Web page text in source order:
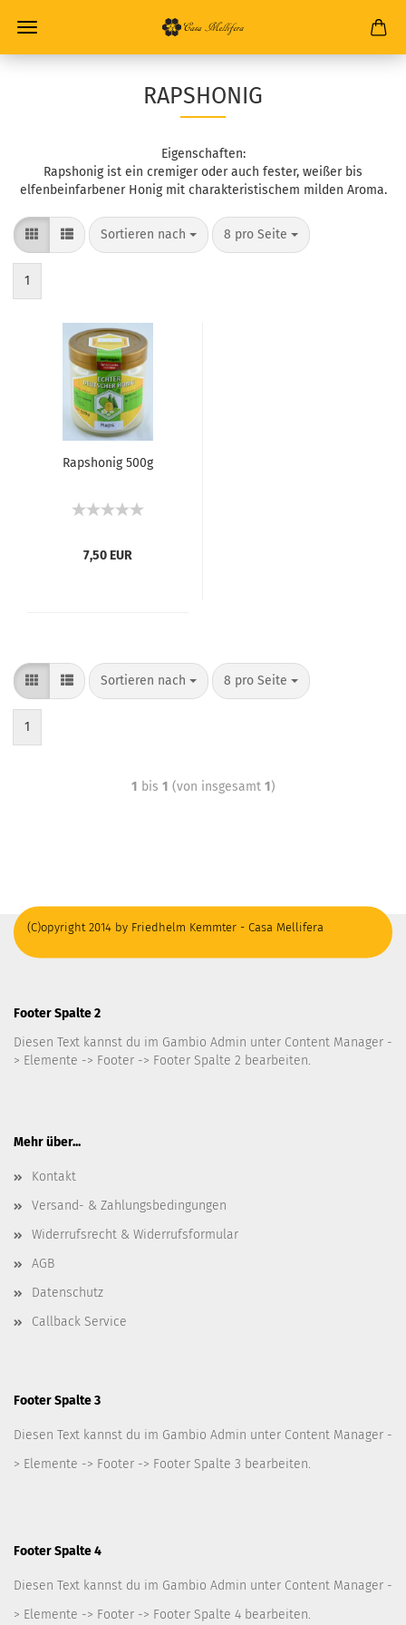
RAPSHONIG
Eigenschaften:
Rapshonig ist ein cremiger oder auch fester, weißer bis
elfenbeinfarbener Honig mit charakteristischem milden Aroma.
Sortieren nach 8 pro Seite
1
Raps­ho­nig 500g
7,50 EUR
Sortieren nach 8 pro Seite
1
1 bis 1 (von insgesamt 1)
(C)opyright 2014 by Friedhelm Kemmter - Casa Mellifera
Footer Spalte 2
Diesen Text kannst du im Gambio Admin unter Content Manager -
> Elemente -> Footer -> Footer Spalte 2 bearbeiten.
Mehr über...
Kontakt
Versand- & Zahlungsbedingungen
Widerrufsrecht & Widerrufsformular
AGB
Datenschutz
Callback Service
Footer Spalte 3
Diesen Text kannst du im Gambio Admin unter Content Manager -
> Elemente -> Footer -> Footer Spalte 3 bearbeiten.
Footer Spalte 4
Diesen Text kannst du im Gambio Admin unter Content Manager -
> Elemente -> Footer -> Footer Spalte 4 bearbeiten.